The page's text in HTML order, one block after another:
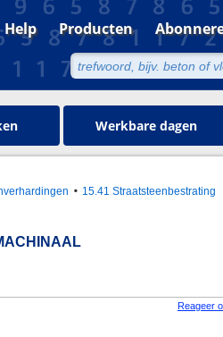
Help Producten
Werkbare dagen
15.41 Straatsteenbestrating
Reageer